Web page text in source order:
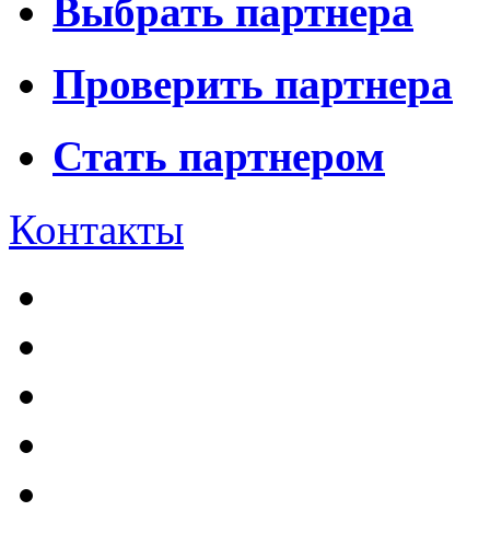
Выбрать партнера
Проверить партнера
Стать партнером
Контакты